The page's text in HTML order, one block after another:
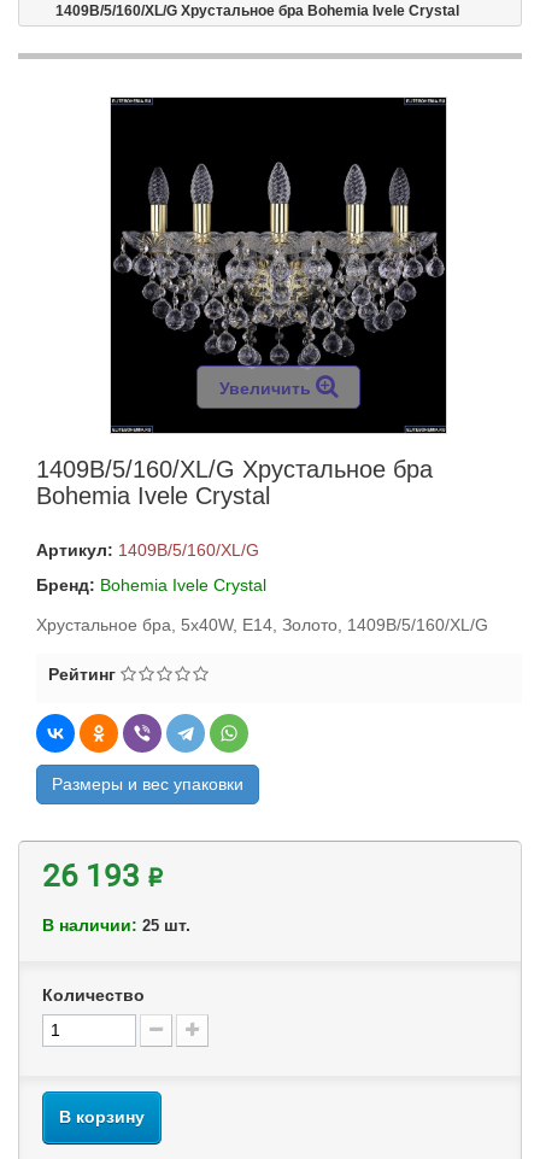
1409B/5/160/XL/G Хрустальное бра Bohemia Ivele Crystal
Увеличить
1409B/5/160/XL/G Хрустальное бра
Bohemia Ivele Crystal
Артикул: 1409B/5/160/XL/G
Бренд: Bohemia Ivele Crystal
Хрустальное бра, 5x40W, E14, Золото, 1409B/5/160/XL/G
Рейтинг
Размеры и вес упаковки
26 193 ₽
В наличии: 25 шт.
Количество
В корзину